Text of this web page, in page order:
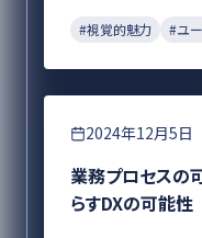
#視覚的魅力 #ユ
DX2024年12月5日
業務プロセスの
らすDXの可能性